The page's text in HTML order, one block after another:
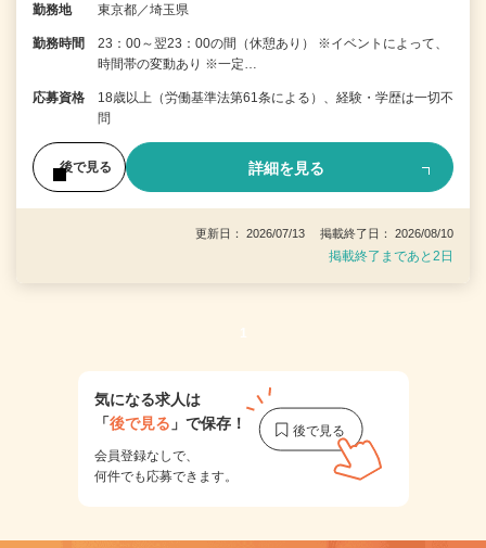
勤務地 東京都／埼玉県
勤務時間
23：00～翌23：00の間（休憩あり） ※イベントによって、
時間帯の変動あり ※一定…
応募資格
18歳以上（労働基準法第61条による）、経験・学歴は一切不
問
後で見る 詳細を見る
更新日： 2026/07/13 掲載終了日： 2026/08/10
掲載終了まであと2日
1
気になる求人は
「後で見る 」で保存！
会員登録なしで、
何件でも応募できます。